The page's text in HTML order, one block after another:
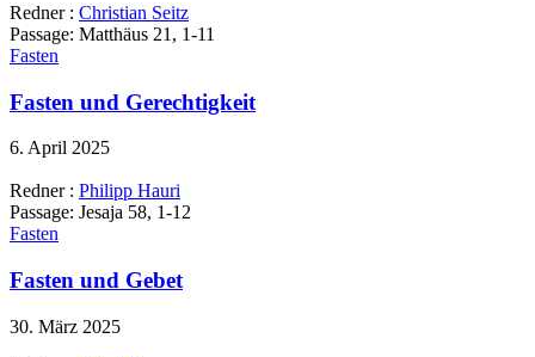
Redner : Christian Seitz
Passage: Matthäus 21, 1-11
Fasten
Fasten und Gerechtigkeit
6. April 2025
Redner : Philipp Hauri
Passage: Jesaja 58, 1-12
Fasten
Fasten und Gebet
30. März 2025